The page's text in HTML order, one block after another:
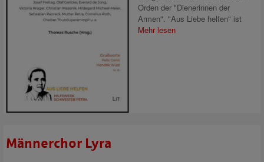
Orden der "Dienerinnen der
Armen". "Aus Liebe helfen" ist
Mehr lesen
Männerchor Lyra